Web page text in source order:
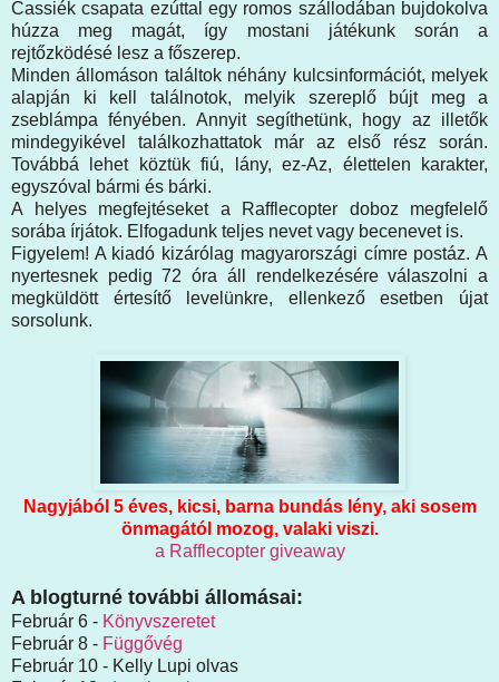
Cassiék csapata ezúttal egy romos szállodában bujdokolva
húzza meg magát, így mostani játékunk során a
rejtőzködésé lesz a főszerep.
Minden állomáson találtok néhány kulcsinformációt, melyek
alapján ki kell találnotok, melyik szereplő bújt meg a
zseblámpa fényében. Annyit segíthetünk, hogy az illetők
mindegyikével találkozhattatok már az első rész során.
Továbbá lehet köztük fiú, lány, ez-Az, élettelen karakter,
egyszóval bármi és bárki.
A helyes megfejtéseket a Rafflecopter doboz megfelelő
sorába írjátok. Elfogadunk teljes nevet vagy becenevet is.
Figyelem! A kiadó kizárólag magyarországi címre postáz. A
nyertesnek pedig 72 óra áll rendelkezésére válaszolni a
megküldött értesítő levelünkre, ellenkező esetben újat
sorsolunk.
Nagyjából 5 éves, kicsi, barna bundás lény, aki sosem
önmagától mozog, valaki viszi.
a Rafflecopter giveaway
A blogturné további állomásai:
Február 6 - Könyvszeretet
Február 8 - Függővég
Február 10 - Kelly Lupi olvas